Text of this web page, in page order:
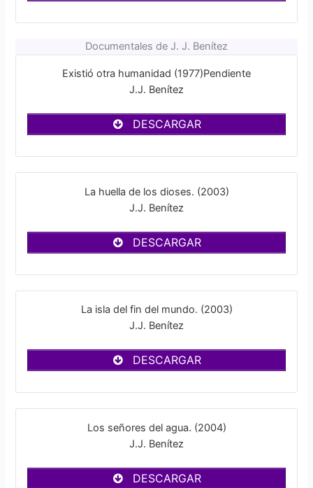
Documentales de J. J. Benítez
Existió otra humanidad (1977)Pendiente
J.J. Benítez
DESCARGAR
La huella de los dioses. (2003)
J.J. Benítez
DESCARGAR
La isla del fin del mundo. (2003)
J.J. Benítez
DESCARGAR
Los señores del agua. (2004)
J.J. Benítez
DESCARGAR